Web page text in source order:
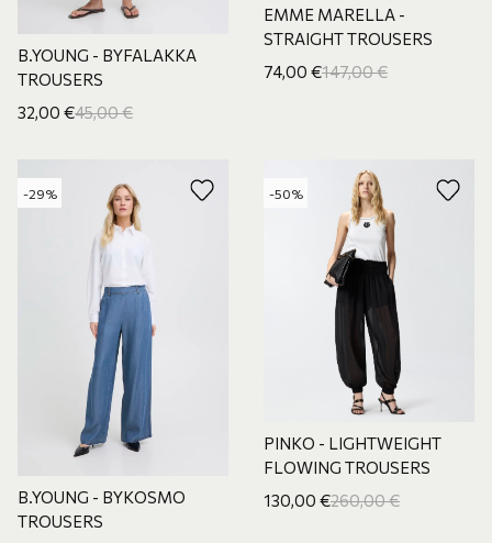
B.YOUNG - BYFALAKKA
TROUSERS
32,00 €45,00€
EMME MARELLA -
STRAIGHT TROUSERS
74,00 €147,00€
-29%
B.YOUNG - BYKOSMO
TROUSERS
-50%
PINKO - LIGHTWEIGHT
FLOWING TROUSERS
130,00 €260,00€